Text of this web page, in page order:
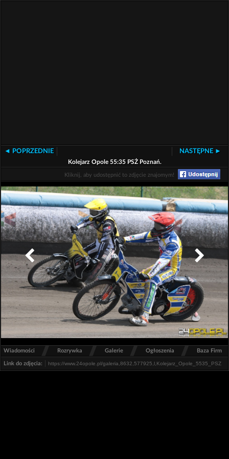
◄ POPRZEDNIE NASTĘPNE ►
Kolejarz Opole 55:35 PSŻ Poznań.
Kliknij, aby udostępnić to zdjęcie znajomym!
Wiadomości / Rozrywka / Galerie / Ogłoszenia / Baza Firm
Link do zdjęcia: